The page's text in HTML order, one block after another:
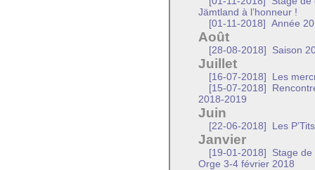
Jämtland à l’honneur !
[01-11-2018]
Année
Août
[28-08-2018] Saison
Juillet
[16-07-2018]
Les
[15-07-2018]
2018-2019
Juin
[22-06-2018] Les
Janvier
[19-01-2018]
Stage
Orge 3-4 février 2018